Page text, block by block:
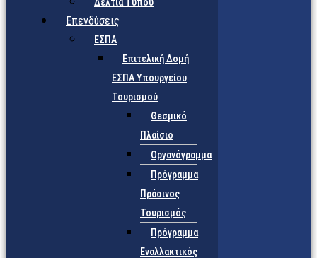
Επενδύσεις
ΕΣΠΑ
Επιτελική Δομή
ΕΣΠΑ Υπουργείου
Τουρισμού
Θεσμικό
Πλαίσιο
Οργανόγραμμα
Πρόγραμμα
Πράσινος
Τουρισμός
Πρόγραμμα
Εναλλακτικός